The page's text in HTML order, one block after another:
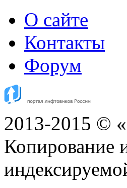
О сайте
Контакты
Форум
2013-2015 ©
Копирование